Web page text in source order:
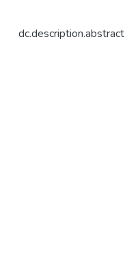
dc.description.abstract